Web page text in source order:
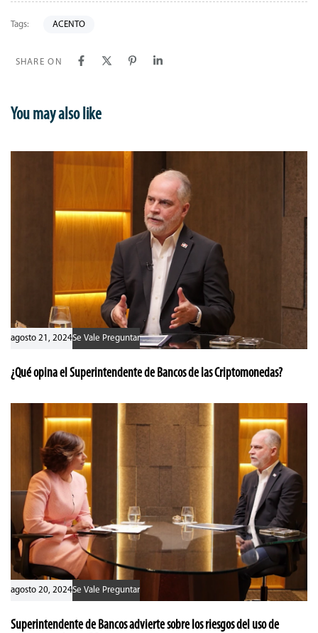
Tags: ACENTO
SHARE ON
You may also like
agosto 21, 2024Se Vale Preguntar
¿Qué opina el Superintendente de Bancos de las Criptomonedas?
agosto 20, 2024Se Vale Preguntar
Superintendente de Bancos advierte sobre los riesgos del uso de